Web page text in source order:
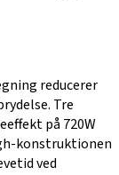
reducerer
Tre
på 720W
konstruktionen
ved